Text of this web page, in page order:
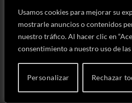
Usamos cookies para mejorar su
mostrarle anuncios o contenidos
nuestro tráfico. Al hacer clic en
consentimiento a nuestro uso de
Personalizar Rechazar
Cómo ganar en Pokémon Unite
Todo sobre GTA 6
Actores famosos en videojuegos
Actrices famosas en videojuegos
La soledad en los videojuegos
La evolución de Geralt de Rivia
La evolución de la relación Entrenador-